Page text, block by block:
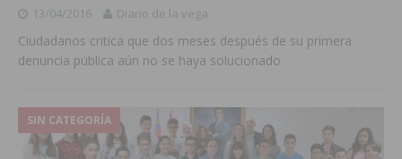
13/04/2016 Diario de la vega
Ciudadanos critica que dos meses después de su primera
denuncia pública aún no se haya solucionado
SIN CATEGORÍA